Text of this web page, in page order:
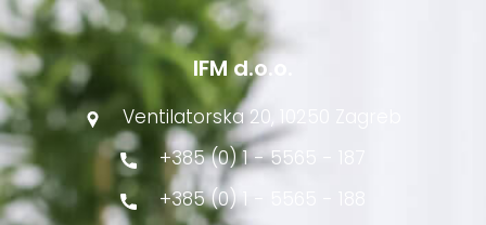
IFM d.o.o.
Ventilatorska 20, 10250 Zagreb
+385 (0) 1 - 5565 - 187
+385 (0) 1 - 5565 - 188